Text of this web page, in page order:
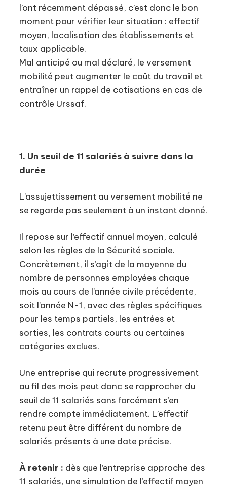
l’ont récemment dépassé, c’est donc le bon
moment pour vérifier leur situation : effectif
moyen, localisation des établissements et
taux applicable.
Mal anticipé ou mal déclaré, le versement
mobilité peut augmenter le coût du travail et
entraîner un rappel de cotisations en cas de
contrôle Urssaf.
1. Un seuil de 11 salariés à suivre dans la
durée
L’assujettissement au versement mobilité ne
se regarde pas seulement à un instant donné.
Il repose sur l’effectif annuel moyen, calculé
selon les règles de la Sécurité sociale.
Concrètement, il s’agit de la moyenne du
nombre de personnes employées chaque
mois au cours de l’année civile précédente,
soit l’année N-1, avec des règles spécifiques
pour les temps partiels, les entrées et
sorties, les contrats courts ou certaines
catégories exclues.
Une entreprise qui recrute progressivement
au fil des mois peut donc se rapprocher du
seuil de 11 salariés sans forcément s’en
rendre compte immédiatement. L’effectif
retenu peut être différent du nombre de
salariés présents à une date précise.
À retenir : dès que l’entreprise approche des
11 salariés, une simulation de l’effectif moyen